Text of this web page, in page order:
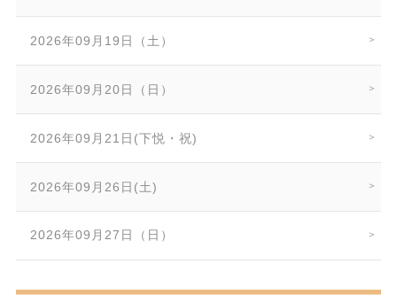
2026年09月19日（土）
2026年09月20日（日）
2026年09月21日(下悦・祝)
2026年09月26日(土)
2026年09月27日（日）